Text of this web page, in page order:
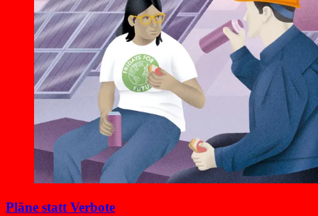
Pläne statt Verbote